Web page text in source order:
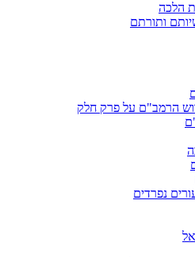
הלכה
ותורתם
הרמב"ם על פרק חלק
נפרדים